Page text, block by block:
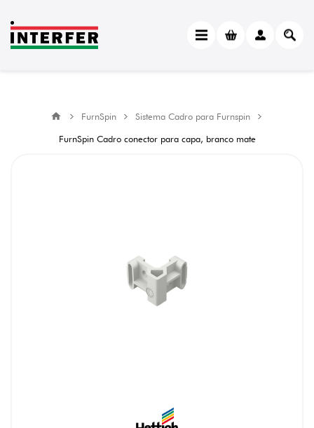
FurnSpin
Sistema Cadro para Furnspin
FurnSpin Cadro conector para capa, branco mate